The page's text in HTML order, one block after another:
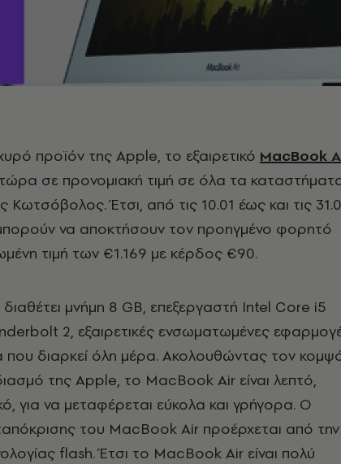
προϊόν της Apple, το εξαιρετικό MacBook
τώρα σε προνομιακή τιμή σε όλα τα
Κωτσόβολος. Έτσι, από τις 10.01 έως και τις
να αποκτήσουν τον προηγμένο φορητό
τιμή των €1.169 με κέρδος €90.
μνήμη 8 GB, επεξεργαστή Intel Core i5
2, εξαιρετικές ενσωματωμένες
που διαρκεί όλη μέρα. Ακολουθώντας τον
της Apple, το MacBook Air είναι λεπτό,
για να μεταφέρεται εύκολα και γρήγορα. Ο
του MacBook Air προέρχεται από την
flash. Έτσι το MacBook Air είναι πολύ